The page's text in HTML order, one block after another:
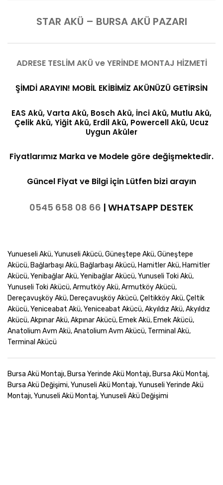
STAR AKÜ – BURSA AKÜ PAZARI
ADRESE TESLİM AKÜ ve YERİNDE MONTAJ HİZMETİ
ŞİMDİ ARAYIN! MOBİL EKİBİMİZ AKÜNÜZÜ GETİRSİN
EAS Akü, Varta Akü, Bosch Akü, İnci Akü, Mutlu Akü,
Çelik Akü, Yiğit Akü, Erdil Akü, Powercell Akü, Ucuz
Uygun Aküler
Fiyatlarımız Marka ve Modele göre değişmektedir.
Güncel Fiyat ve Bilgi için Lütfen bizi arayın
0545 658 08 66 | WHATSAPP DESTEK
Yunueseli Akü, Yunuseli Akücü, Güneştepe Akü, Güneştepe
Akücü, Bağlarbaşı Akü, Bağlarbaşı Akücü, Hamitler Akü, Hamitler
Akücü, Yenibağlar Akü, Yenibağlar Akücü, Yunuseli Toki Akü,
Yunuseli Toki Akücü, Armutköy Akü, Armutköy Akücü,
Dereçavuşköy Akü, Dereçavuşköy Akücü, Çeltikköy Akü, Çeltik
Akücü, Yeniceabat Akü, Yeniceabat Akücü, Akyıldız Akü, Akyıldız
Akücü, Akpınar Akü, Akpınar Akücü, Emek Akü, Emek Akücü,
Anatolium Avm Akü, Anatolium Avm Akücü, Terminal Akü,
Terminal Akücü
Bursa Akü Montajı, Bursa Yerinde Akü Montajı, Bursa Akü Montaj,
Bursa Akü Değişimi, Yunuseli Akü Montajı, Yunuseli Yerinde Akü
Montajı, Yunuseli Akü Montaj, Yunuseli Akü Değişimi